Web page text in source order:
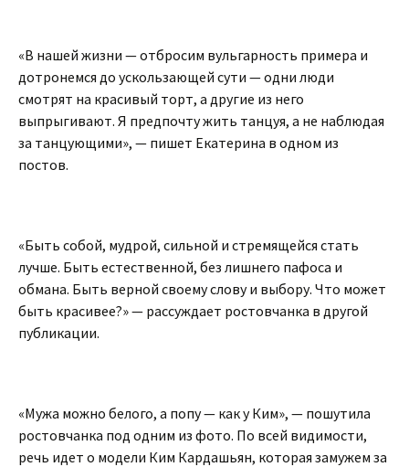
«В нашей жизни — отбросим вульгарность примера и
дотронемся до ускользающей сути — одни люди
смотрят на красивый торт, а другие из него
выпрыгивают. Я предпочту жить танцуя, а не наблюдая
за танцующими», — пишет Екатерина в одном из
постов.
«Быть собой, мудрой, сильной и стремящейся стать
лучше. Быть естественной, без лишнего пафоса и
обмана. Быть верной своему слову и выбору. Что может
быть красивее?» — рассуждает ростовчанка в другой
публикации.
«Мужа можно белого, а попу — как у Ким», — пошутила
ростовчанка под одним из фото. По всей видимости,
речь идет о модели Ким Кардашьян, которая замужем за